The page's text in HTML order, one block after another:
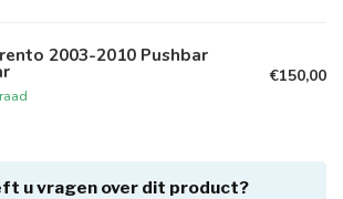
2003-2010 Pushbar
€150,00
u vragen over dit product?